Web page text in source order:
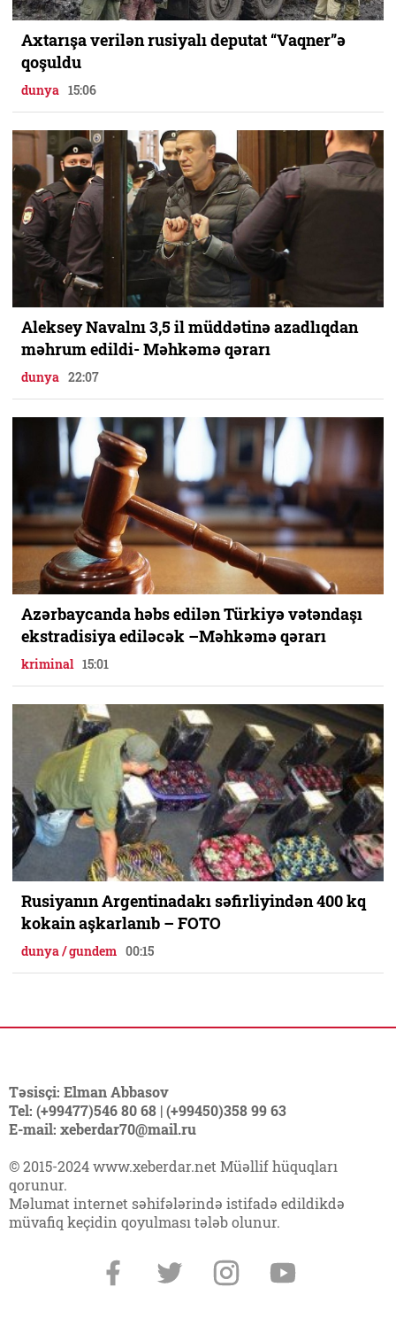
Axtarışa verilən rusiyalı deputat “Vaqner”ə
qoşuldu
dunya 15:06
Aleksey Navalnı 3,5 il müddətinə azadlıqdan
məhrum edildi- Məhkəmə qərarı
dunya 22:07
Azərbaycanda həbs edilən Türkiyə vətəndaşı
ekstradisiya ediləcək –Məhkəmə qərarı
kriminal 15:01
Rusiyanın Argentinadakı səfirliyindən 400 kq
kokain aşkarlanıb – FOTO
dunya / gundem 00:15
Təsisçi: Elman Abbasov
Tel: (+99477)546 80 68 | (+99450)358 99 63
E-mail: xeberdar70@mail.ru
© 2015-2024 www.xeberdar.net Müəllif hüquqları
qorunur.
Məlumat internet səhifələrində istifadə edildikdə
müvafiq keçidin qoyulması tələb olunur.